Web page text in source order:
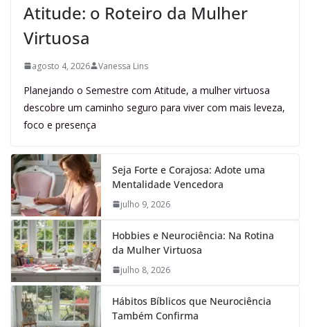
Atitude: o Roteiro da Mulher
Virtuosa
agosto 4, 2026 Vanessa Lins
Planejando o Semestre com Atitude, a mulher virtuosa
descobre um caminho seguro para viver com mais leveza,
foco e presença
Seja Forte e Corajosa: Adote uma
Mentalidade Vencedora
julho 9, 2026
Hobbies e Neurociência: Na Rotina
da Mulher Virtuosa
julho 8, 2026
Hábitos Bíblicos que Neurociência
Também Confirma